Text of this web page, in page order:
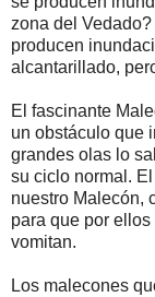
zona del
producen
alcantarillado,
El fascinante
un obstáculo que
grandes olas lo
su ciclo normal.
nuestro Malecón,
para que por
vomitan.
Los malecones